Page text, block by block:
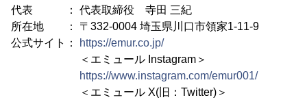
代表 ： 代表取締役 寺田 三紀
所在地 ： 〒332-0004 埼玉県川口市領家1-11-9
公式サイト：
https://emur.co.jp/
＜エミュール Instagram＞
https://www.instagram.com/emur001/
＜エミュール X(旧：Twitter)＞